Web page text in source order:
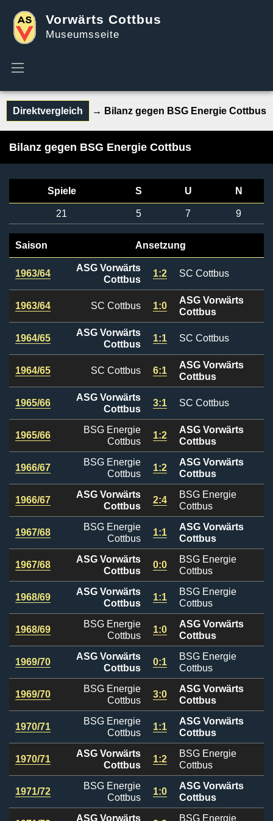
Vorwärts Cottbus
Museumsseite
Direktvergleich → Bilanz gegen BSG Energie Cottbus
Bilanz gegen BSG Energie Cottbus
Spiele S U N
21 5 7 9
Saison Ansetzung
1963/64
ASG Vorwärts
Cottbus
1:2 SC Cottbus
1963/64 SC Cottbus 1:0
ASG Vorwärts
Cottbus
1964/65
ASG Vorwärts
Cottbus
1:1 SC Cottbus
1964/65 SC Cottbus 6:1
ASG Vorwärts
Cottbus
1965/66
ASG Vorwärts
Cottbus
3:1 SC Cottbus
1965/66
BSG Energie
Cottbus
1:2
ASG Vorwärts
Cottbus
1966/67
BSG Energie
Cottbus
1:2
ASG Vorwärts
Cottbus
1966/67
ASG Vorwärts
Cottbus
2:4
BSG Energie
Cottbus
1967/68
BSG Energie
Cottbus
1:1
ASG Vorwärts
Cottbus
1967/68
ASG Vorwärts
Cottbus
0:0
BSG Energie
Cottbus
1968/69
ASG Vorwärts
Cottbus
1:1
BSG Energie
Cottbus
1968/69
BSG Energie
Cottbus
1:0
ASG Vorwärts
Cottbus
1969/70
ASG Vorwärts
Cottbus
0:1
BSG Energie
Cottbus
1969/70
BSG Energie
Cottbus
3:0
ASG Vorwärts
Cottbus
1970/71
BSG Energie
Cottbus
1:1
ASG Vorwärts
Cottbus
1970/71
ASG Vorwärts
Cottbus
1:2
BSG Energie
Cottbus
1971/72
BSG Energie
Cottbus
1:0
ASG Vorwärts
Cottbus
ASG Vorwärts BSG Energie